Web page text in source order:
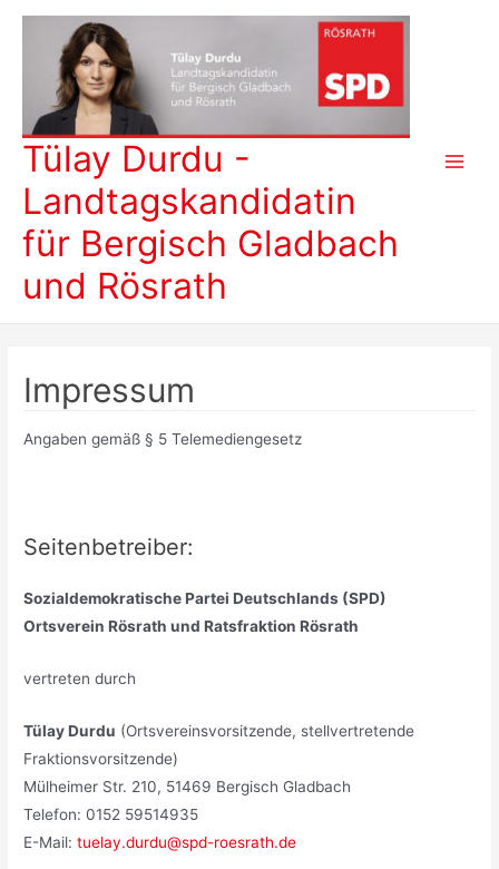
Zum
springen
Tülay Durdu -
Landtagskandidatin
für Bergisch Gladbach
und Rösrath
Impressum
Angaben gemäß § 5 Telemediengesetz
Seitenbetreiber:
Sozialdemokratische Partei Deutschlands (SPD)
Ortsverein Rösrath und Ratsfraktion Rösrath
vertreten durch
Tülay Durdu (Ortsvereinsvorsitzende, stellvertretende
Fraktionsvorsitzende)
Mülheimer Str. 210, 51469 Bergisch Gladbach
Telefon: 0152 59514935
E-Mail:tuelay.durdu@spd-roesrath.de